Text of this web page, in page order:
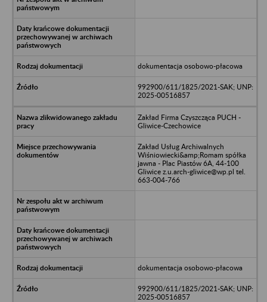
dokumentacja osobowo-płacowa
992900/611/1825/2021-SAK; UNP:
2025-00516857
Zakład Firma Czyszcząca PUCH -
Gliwice-Czechowice
Zakład Usług Archiwalnych
Wiśniowiecki&amp;Romam spółka
jawna - Plac Piastów 6A, 44-100
Gliwice z.u.arch-gliwice@wp.pl tel.
663-004-766
dokumentacja osobowo-płacowa
992900/611/1825/2021-SAK; UNP:
2025-00516857